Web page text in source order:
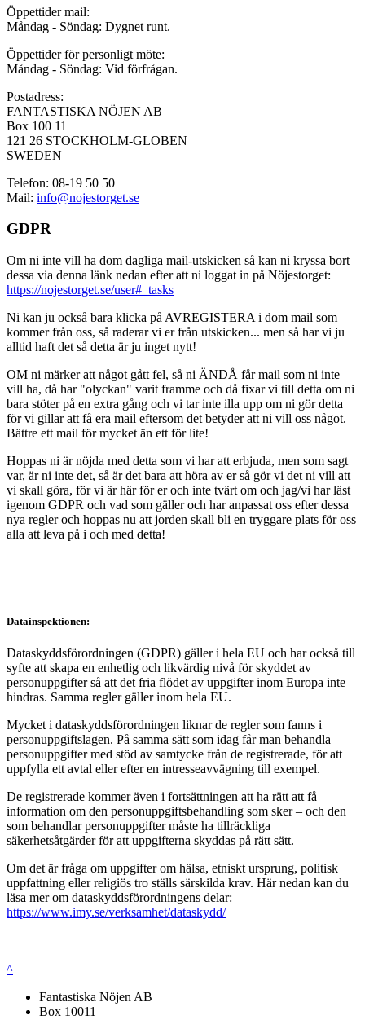
Öppettider mail:
Måndag - Söndag: Dygnet runt.
Öppettider för personligt möte:
Måndag - Söndag: Vid förfrågan.
Postadress:
FANTASTISKA NÖJEN AB
Box 100 11
121 26 STOCKHOLM-GLOBEN
SWEDEN
Telefon: 08-19 50 50
Mail: info@nojestorget.se
GDPR
Om ni inte vill ha dom dagliga mail-utskicken så kan ni kryssa bort
dessa via denna länk nedan efter att ni loggat in på Nöjestorget:
https://nojestorget.se/user#_tasks
Ni kan ju också bara klicka på AVREGISTERA i dom mail som
kommer från oss, så raderar vi er från utskicken... men så har vi ju
alltid haft det så detta är ju inget nytt!
OM ni märker att något gått fel, så ni ÄNDÅ får mail som ni inte
vill ha, då har "olyckan" varit framme och då fixar vi till detta om ni
bara stöter på en extra gång och vi tar inte illa upp om ni gör detta
för vi gillar att få era mail eftersom det betyder att ni vill oss något.
Bättre ett mail för mycket än ett för lite!
Hoppas ni är nöjda med detta som vi har att erbjuda, men som sagt
var, är ni inte det, så är det bara att höra av er så gör vi det ni vill att
vi skall göra, för vi är här för er och inte tvärt om och jag/vi har läst
igenom GDPR och vad som gäller och har anpassat oss efter dessa
nya regler och hoppas nu att jorden skall bli en tryggare plats för oss
alla att leva på i och med detta!
Datainspektionen:
Dataskyddsförordningen (GDPR) gäller i hela EU och har också till
syfte att skapa en enhetlig och likvärdig nivå för skyddet av
personuppgifter så att det fria flödet av uppgifter inom Europa inte
hindras. Samma regler gäller inom hela EU.
Mycket i dataskyddsförordningen liknar de regler som fanns i
personuppgiftslagen. På samma sätt som idag får man behandla
personuppgifter med stöd av samtycke från de registrerade, för att
uppfylla ett avtal eller efter en intresseavvägning till exempel.
De registrerade kommer även i fortsättningen att ha rätt att få
information om den personuppgiftsbehandling som sker – och den
som behandlar personuppgifter måste ha tillräckliga
säkerhetsåtgärder för att uppgifterna skyddas på rätt sätt.
Om det är fråga om uppgifter om hälsa, etniskt ursprung, politisk
uppfattning eller religiös tro ställs särskilda krav. Här nedan kan du
läsa mer om dataskyddsförordningens delar:
https://www.imy.se/verksamhet/dataskydd/
^
Fantastiska Nöjen AB
Box 10011